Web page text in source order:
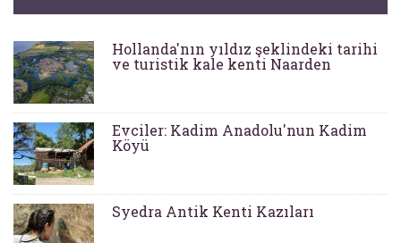
Hollanda'nın yıldız şeklindeki tarihi
ve turistik kale kenti Naarden
Evciler: Kadim Anadolu'nun Kadim
Köyü
Syedra Antik Kenti Kazıları